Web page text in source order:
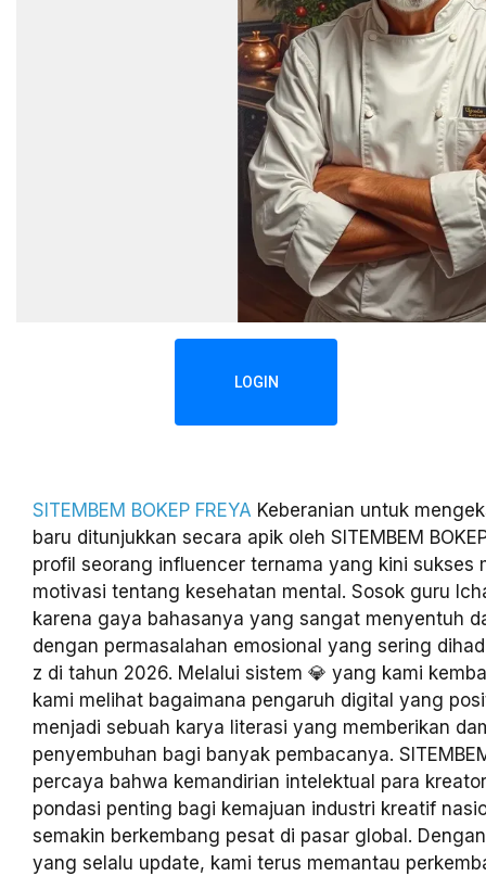
LOGIN
SITEMBEM BOKEP FREYA Keberanian untuk
baru ditunjukkan secara apik oleh SITEMBEM
profil seorang influencer ternama yang kini sukses
motivasi tentang kesehatan mental. Sosok guru
karena gaya bahasanya yang sangat menyentuh
dengan permasalahan emosional yang sering
z di tahun 2026. Melalui sistem 💎 yang kami
kami melihat bagaimana pengaruh digital yang
menjadi sebuah karya literasi yang memberikan
penyembuhan bagi banyak pembacanya.
percaya bahwa kemandirian intelektual para
pondasi penting bagi kemajuan industri kreatif
semakin berkembang pesat di pasar global.
yang selalu update, kami terus memantau